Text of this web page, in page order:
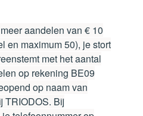
aandelen van € 10
en maximum 50), je stort
met het aantal
op rekening BE09
op naam van
TRIODOS. Bij